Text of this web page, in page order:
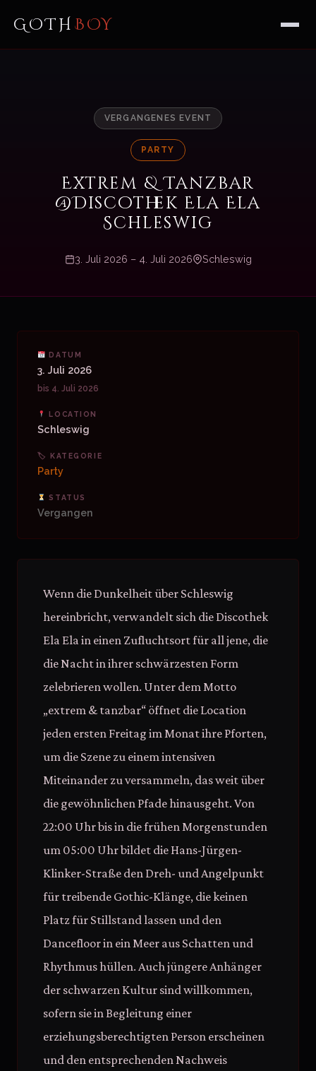
GOTH BOY
VERGANGENES EVENT
PARTY
Extrem & Tanzbar
@Discothek Ela Ela
Schleswig
3. Juli 2026 – 4. Juli 2026 Schleswig
DATUM
3. Juli 2026
bis 4. Juli 2026
LOCATION
Schleswig
🏷 KATEGORIE
Party
STATUS
Vergangen
Wenn die Dunkelheit über Schleswig
hereinbricht, verwandelt sich die Discothek
Ela Ela in einen Zufluchtsort für all jene, die
die Nacht in ihrer schwärzesten Form
zelebrieren wollen. Unter dem Motto
„extrem & tanzbar“ öffnet die Location
jeden ersten Freitag im Monat ihre Pforten,
um die Szene zu einem intensiven
Miteinander zu versammeln, das weit über
die gewöhnlichen Pfade hinausgeht. Von
22:00 Uhr bis in die frühen Morgenstunden
um 05:00 Uhr bildet die Hans-Jürgen-
Klinker-Straße den Dreh- und Angelpunkt
für treibende Gothic-Klänge, die keinen
Platz für Stillstand lassen und den
Dancefloor in ein Meer aus Schatten und
Rhythmus hüllen. Auch jüngere Anhänger
der schwarzen Kultur sind willkommen,
sofern sie in Begleitung einer
erziehungsberechtigten Person erscheinen
und den entsprechenden Nachweis